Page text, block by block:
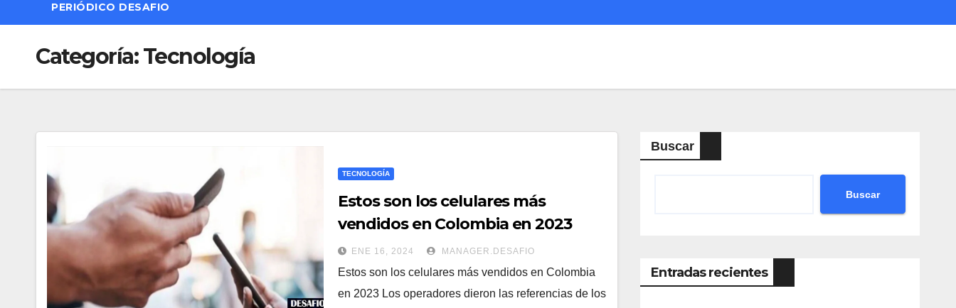
PERIÓDICO DESAFIO
Categoría:Tecnología
TECNOLOGÍA
Estos son los celulares más
vendidos en Colombia en 2023​
ENE 16, 2024 MANAGER.DESAFIO
Estos son los celulares más vendidos en Colombia
en 2023 Los operadores dieron las referencias de los
Buscar
Buscar
Entradas recientes